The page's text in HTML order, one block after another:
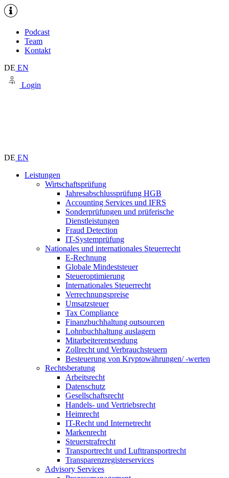
Podcast
Team
Kontakt
DE EN
Login
DE EN
Leistungen
Wirtschaftsprüfung
Jahresabschlussprüfung HGB
Accounting Services und IFRS
Sonderprüfungen und prüferische
Dienstleistungen
Fraud Detection
IT-Systemprüfung
Nationales und internationales Steuerrecht
E-Rechnung
Globale Mindeststeuer
Steueroptimierung
Internationales Steuerrecht
Verrechnungspreise
Umsatzsteuer
Tax Compliance
Finanzbuchhaltung outsourcen
Lohnbuchhaltung auslagern
Mitarbeiterentsendung
Zollrecht und Verbrauchsteuern
Besteuerung von Kryptowährungen/ -werten
Rechtsberatung
Arbeitsrecht
Datenschutz
Gesellschaftsrecht
Handels- und Vertriebsrecht
Heimrecht
IT-Recht und Internetrecht
Markenrecht
Steuerstrafrecht
Transportrecht und Lufttransportrecht
Transparenzregisterservices
Advisory Services